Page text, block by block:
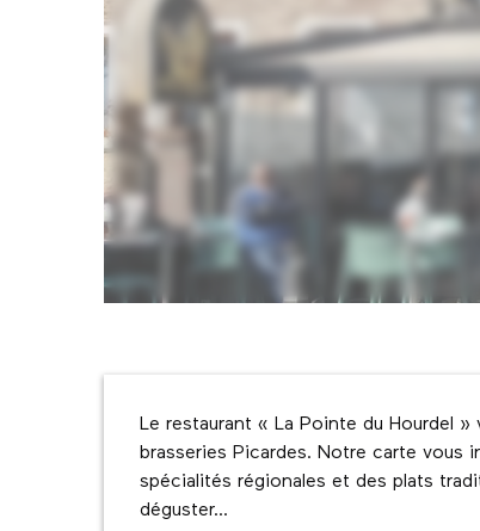
Description
Le restaurant « La Pointe du Hourdel
brasseries Picardes. Notre carte vous
spécialités régionales et des plats
déguster...